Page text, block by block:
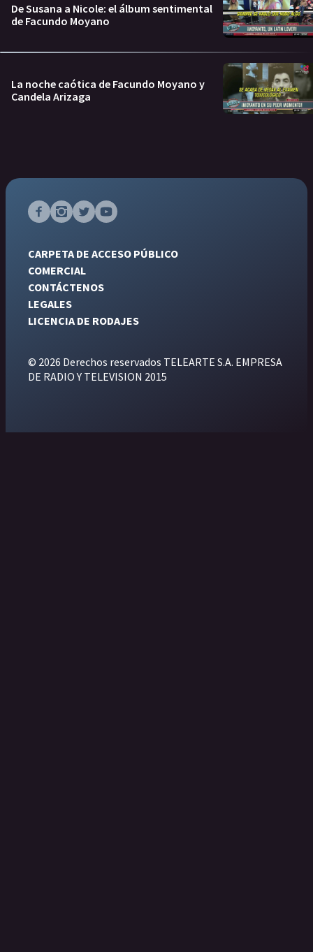
De Susana a Nicole: el álbum sentimental
de Facundo Moyano
La noche caótica de Facundo Moyano y
Candela Arizaga
CARPETA DE ACCESO PÚBLICO
COMERCIAL
CONTÁCTENOS
LEGALES
LICENCIA DE RODAJES
© 2026 Derechos reservados TELEARTE S.A. EMPRESA
DE RADIO Y TELEVISION 2015